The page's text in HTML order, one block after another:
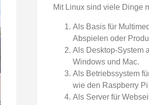
Mit Linux sind viele Dinge
Als Basis für
Abspielen oder
Als Desktop-System
Windows und Mac.
Als Betriebssystem
wie den Raspberry Pi
Als Server für